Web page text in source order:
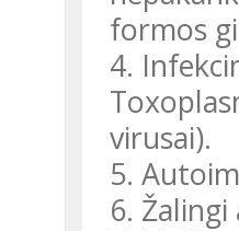
formos
4.
virusai).
5.
6.